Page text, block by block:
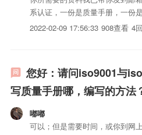
系认证，一份是质量手册，一份
2022-02-09 17:56:33 908查看 4
您好：请问iso9001与
写质量手册哪，编写的方法
嘟嘟
可以；但是需要时间，或你到网